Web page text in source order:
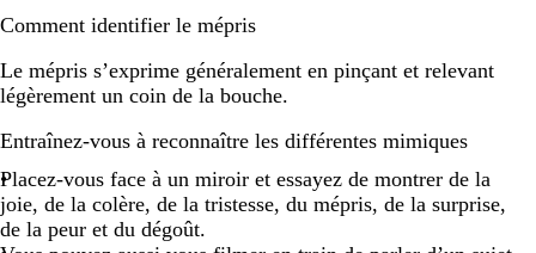
Comment identifier le mépris
Le mépris s’exprime généralement en pinçant et relevant
légèrement un coin de la bouche.
Entraînez-vous à reconnaître les différentes mimiques
Placez-vous face à un miroir et essayez de montrer de la
joie, de la colère, de la tristesse, du mépris, de la surprise,
de la peur et du dégoût.